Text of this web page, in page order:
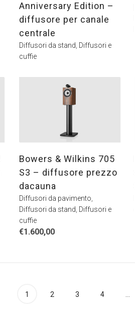
Anniversary Edition –
diffusore per canale
centrale
Diffusori da stand, Diffusori e
cuffie
Bowers & Wilkins 705
S3 – diffusore prezzo
dacauna
Diffusori da pavimento
Diffusori da stand Diffusori e
cuffie
€1.600,00
1 2 3 4